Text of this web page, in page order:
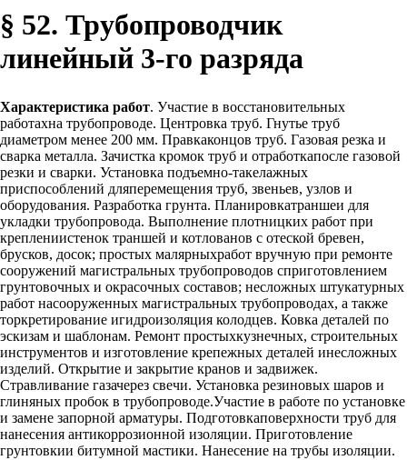
§ 52. Трубопроводчик
линейный 3-го разряда
Характеристика работ. Участие в восстановительных
работахна трубопроводе. Центровка труб. Гнутье труб
диаметром менее 200 мм. Правкаконцов труб. Газовая резка и
сварка металла. Зачистка кромок труб и отработкапосле газовой
резки и сварки. Установка подъемно-такелажных
приспособлений дляперемещения труб, звеньев, узлов и
оборудования. Разработка грунта. Планировкатраншеи для
укладки трубопровода. Выполнение плотницких работ при
креплениистенок траншей и котлованов с отеской бревен,
брусков, досок; простых малярныхработ вручную при ремонте
сооружений магистральных трубопроводов сприготовлением
грунтовочных и окрасочных составов; несложных штукатурных
работ насооруженных магистральных трубопроводах, а также
торкретирование игидроизоляция колодцев. Ковка деталей по
эскизам и шаблонам. Ремонт простыхкузнечных, строительных
инструментов и изготовление крепежных деталей инесложных
изделий. Открытие и закрытие кранов и задвижек.
Стравливание газачерез свечи. Установка резиновых шаров и
глиняных пробок в трубопроводе.Участие в работе по установке
и замене запорной арматуры. Подготовкаповерхности труб для
нанесения антикоррозионной изоляции. Приготовление
грунтовкии битумной мастики. Нанесение на трубы изоляции.